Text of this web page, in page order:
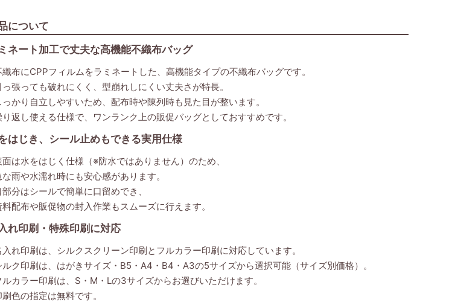
ター専
ッ
サ
税込
について
ネート加工で丈夫な高機能不織布バッグ
織布にCPPフィルムをラミネートした、高機能タイプの不織布バッグです。
っ張っても破れにくく、型崩れしにくい丈夫さが特長。
っかり自立しやすいため、配布時や陳列時も見た目が整います。
り返し使える仕様で、ワンランク上の販促バッグとしておすすめです。
はじき、シール止めもできる実用仕様
面は水をはじく仕様（※防水ではありません）のため、
な雨や水濡れ時にも安心感があります。
部分はシールで簡単に口留めでき、
料配布や販促物の封入作業もスムーズに行えます。
れ印刷・特殊印刷に対応
入れ印刷は、シルクスクリーン印刷とフルカラー印刷に対応しています。
ルク印刷は、はがきサイズ・B5・A4・B4・A3の5サイズから選択可能（サイズ別価格）。
ルカラー印刷は、S・M・Lの3サイズからお選びいただけます。
刷色の指定は無料です。